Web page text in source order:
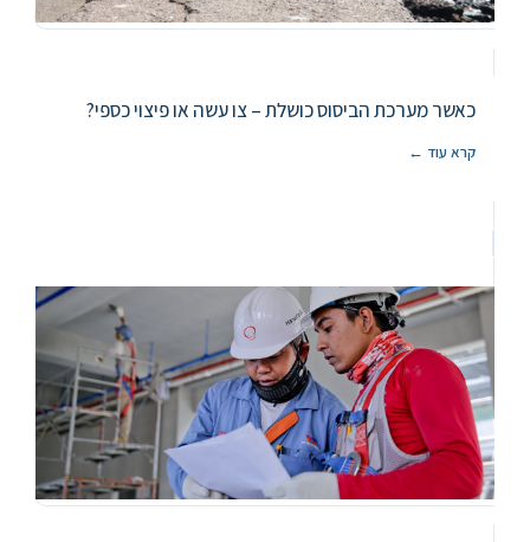
כאשר מערכת הביסוס כושלת – צו עשה או פיצוי כספי?
קרא עוד ←